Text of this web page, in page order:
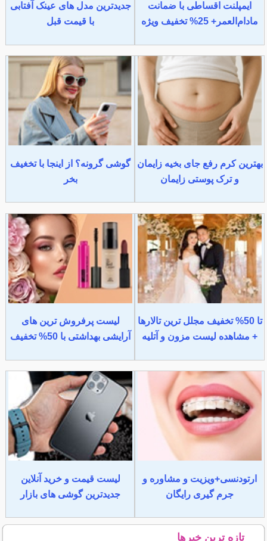
ایمپلنت اقساطی با ضمانت
مادام‌العمر+ 25% تخفیف ویژه
جدیدترین مدل های عینک آفتابی
با قیمت قبل
بهترین کرم رفع جای بخیه زایمان
و ترک پوستی زایمان
گوشی گرونه؟ از اینجا با تخغیف
بخر
تا 50% تخفیف مجلل ترین تالارها
+ مشاهده لیست مزون و آتلیه
لیست پرفروش ترین های
آرایشی بهداشتی با 50% تخفیف
ارتودنسی+ویزیت و مشاوره و
جرم گیری رایگان
لیست قیمت و خرید آنلاین
جدیدترین گوشی های بازار
تازه ترین خبرها